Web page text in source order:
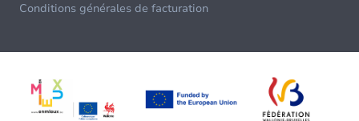
Conditions générales de facturation